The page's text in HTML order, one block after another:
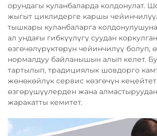
орундагы куланбаларда колдонулат.
жыгыт циклидерге каршы
тышкары куланбаларга
ал ундағы гибкүүлүгү суудан коркулган
өзгөчөлүрүктөрүн чейинчилүү болуп,
нормалдуу байланышын алып келет.
тартылып, традициялык шовдорго
жөнөкөйлүк сервис көзгөчүн
өзгөрүшүүлерден жана
жаракатты кемитет.